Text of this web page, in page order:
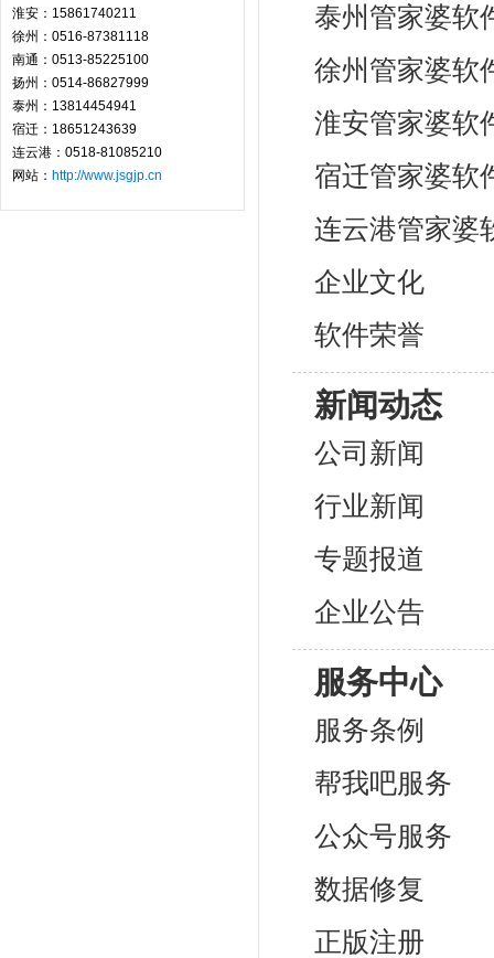
淮安：15861740211
徐州：0516-87381118
南通：0513-85225100
扬州：0514-86827999
泰州：13814454941
宿迁：18651243639
连云港：0518-81085210
网站： http://www.jsgjp.cn
泰州管家婆软
徐州管家婆软
淮安管家婆软
宿迁管家婆软
连云港管家婆
企业文化
软件荣誉
新闻动态
公司新闻
行业新闻
专题报道
企业公告
服务中心
服务条例
帮我吧服务
公众号服务
数据修复
正版注册